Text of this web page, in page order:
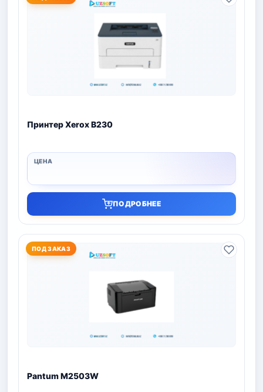
Принтер Xerox B230
ПОДРОБНЕЕ
ПОД ЗАКАЗ
Pantum M2503W